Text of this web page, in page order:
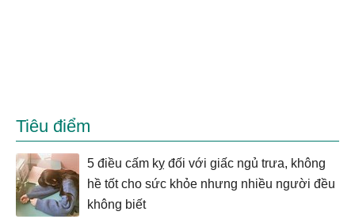
Tiêu điểm
5 điều cấm kỵ đối với giấc ngủ trưa, không
hề tốt cho sức khỏe nhưng nhiều người đều
không biết